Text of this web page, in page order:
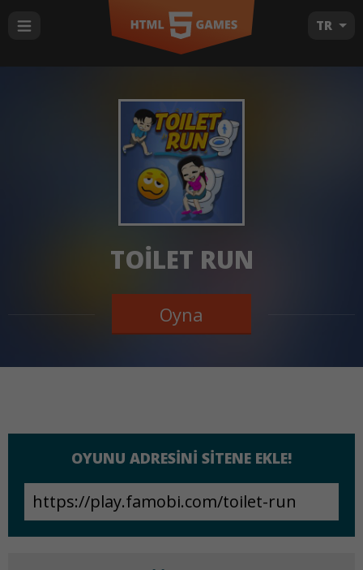
TR
TOILET RUN
Oyna
OYUNU ADRESINI SITENE EKLE!